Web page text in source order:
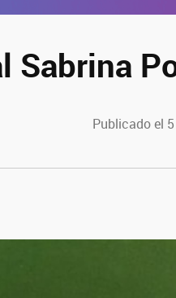
Sabrina
Publicado el